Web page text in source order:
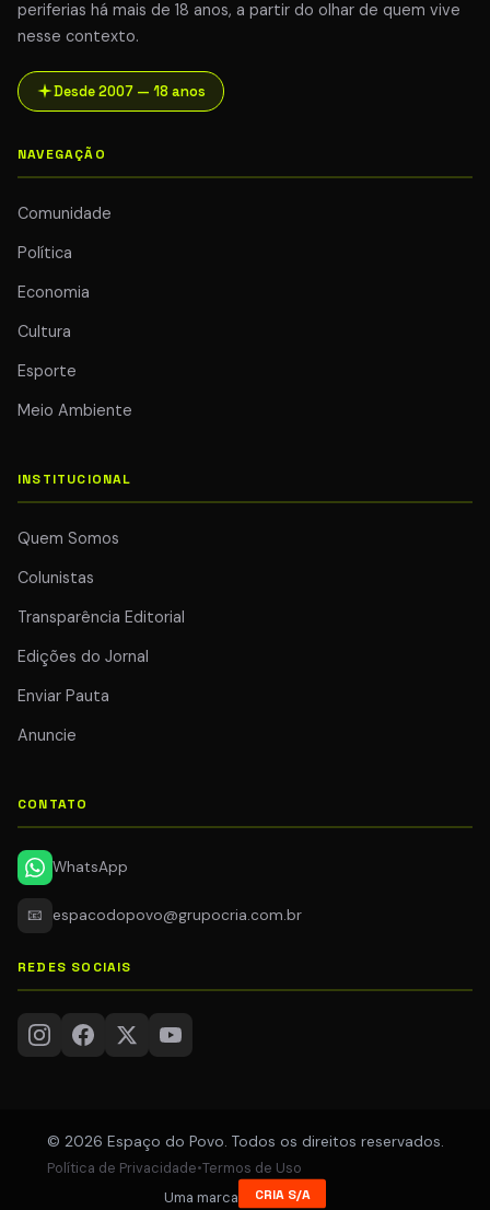
periferias há mais de 18 anos, a partir do olhar de quem vive
nesse contexto.
Desde 2007 — 18 anos
NAVEGAÇÃO
Comunidade
Política
Economia
Cultura
Esporte
Meio Ambiente
INSTITUCIONAL
Quem Somos
Colunistas
Transparência Editorial
Edições do Jornal
Enviar Pauta
Anuncie
CONTATO
WhatsApp
📧 espacodopovo@grupocria.com.br
REDES SOCIAIS
© 2026 Espaço do Povo. Todos os direitos reservados.
Política de Privacidade•Termos de Uso
Uma marca
CRIA S/A